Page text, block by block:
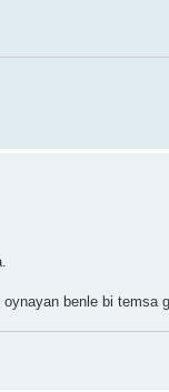
benle bi temsa